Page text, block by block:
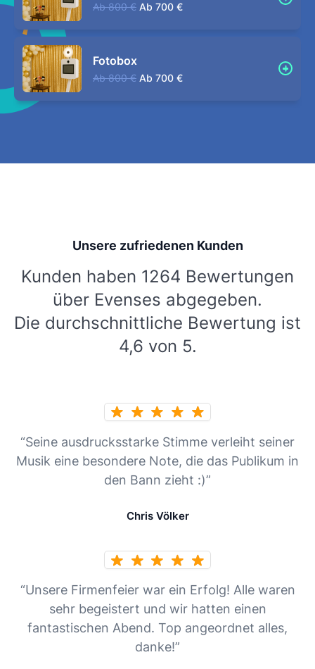
Ab 800 € Ab 700 €
Fotobox
Ab 800 € Ab 700 €
Unsere zufriedenen Kunden
Kunden haben 1264 Bewertungen
über Evenses abgegeben.
Die durchschnittliche Bewertung ist
4,6 von 5.
“Seine ausdrucksstarke Stimme verleiht seiner
Musik eine besondere Note, die das Publikum in
den Bann zieht :)”
Chris Völker
“Unsere Firmenfeier war ein Erfolg! Alle waren
sehr begeistert und wir hatten einen
fantastischen Abend. Top angeordnet alles,
danke!”